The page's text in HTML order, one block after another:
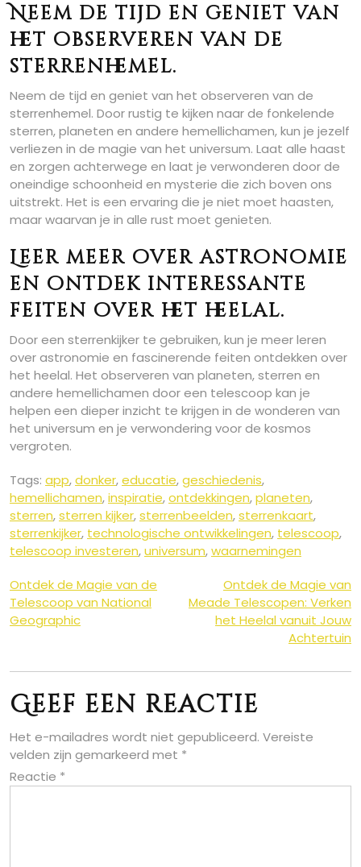
Neem de tijd en geniet van
het observeren van de
sterrenhemel.
Neem de tijd en geniet van het observeren van de
sterrenhemel. Door rustig te kijken naar de fonkelende
sterren, planeten en andere hemellichamen, kun je jezelf
verliezen in de magie van het universum. Laat alle haast
en zorgen achterwege en laat je verwonderen door de
oneindige schoonheid en mysterie die zich boven ons
uitstrekt. Het is een ervaring die je niet moet haasten,
maar waarvan je in alle rust moet genieten.
Leer meer over astronomie
en ontdek interessante
feiten over het heelal.
Door een sterrenkijker te gebruiken, kun je meer leren
over astronomie en fascinerende feiten ontdekken over
het heelal. Het observeren van planeten, sterren en
andere hemellichamen door een telescoop kan je
helpen een dieper inzicht te krijgen in de wonderen van
het universum en je verwondering voor de kosmos
vergroten.
Tags: app,donker,educatie,geschiedenis,
hemellichamen,inspiratie,ontdekkingen,planeten,
sterren,sterren kijker,sterrenbeelden,sterrenkaart,
sterrenkijker, technologische ontwikkelingen, telescoop,
telescoop investeren,universum,waarnemingen
Berichtnavigatie
Ontdek de Magie van de
Telescoop van National
Geographic
Ontdek de Magie van
Meade Telescopen: Verken
het Heelal vanuit Jouw
Achtertuin
Geef een reactie
Het e-mailadres wordt niet gepubliceerd. Vereiste
velden zijn gemarkeerd met *
Reactie *